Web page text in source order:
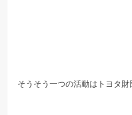
そうそう一つの活動はトヨタ財